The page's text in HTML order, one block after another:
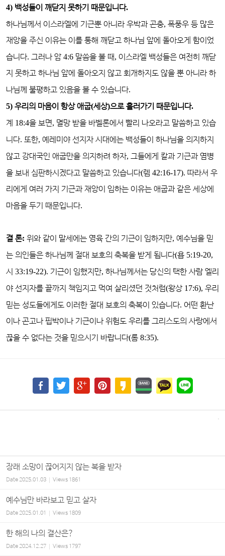
4) 백성들이 깨닫지 못하기 때문입니다.
하나님께서 이스라엘에 기근뿐 아니라 우박과 곤충, 폭풍우 등 많은
재앙을 주신 이유는 이를 통해 깨닫고 하나님 앞에 돌아오게 함이었
습니다. 그러나 암 4:6 말씀을 볼 때, 이스라엘 백성들은 여전히 깨닫
지 못하고 하나님 앞에 돌아오지 않고 회개하지도 않을 뿐 아니라 하
나님께 불평하고 있음을 볼 수 있습니다.
5) 우리의 마음이 항상 애굽(세상)으로 흘러가기 때문입니다.
계 18:4을 보면, 멸망 받을 바벨론에서 빨리 나오라고 말씀하고 있습
니다. 또한, 예레미야 선지자 시대에는 백성들이 하나님을 의지하지
않고 강대국인 애굽만을 의지하려 하자, 그들에게 칼과 기근과 염병
을 보내 심판하시겠다고 말씀하고 있습니다(렘 42:16-17). 따라서 우
리에게 여러 가지 기근과 재앙이 임하는 이유는 애굽과 같은 세상에
마음을 두기 때문입니다.
결 론: 위와 같이 말세에는 영육 간의 기근이 임하지만, 예수님을 믿
는 의인들은 하나님께 절대 보호의 축복을 받게 됩니다(욥 5:19-20,
시 33:19-22). 기근이 임했지만, 하나님께서는 당신의 택한 사람 엘리
야 선지자를 끝까지 책임지고 먹여 살리셨던 것처럼(왕상 17:6), 우리
믿는 성도들에게도 이러한 절대 보호의 축복이 있습니다. 어떤 환난
이나 곤고나 핍박이나 기근이나 위험도 우리를 그리스도의 사랑에서
끊을 수 없다는 것을 믿으시기 바랍니다(롬 8:35).
장래 소망이 끊어지지 않는 복을 받자
Date2025.01.03 Views 1861
예수님만 바라보고 믿고 살자
Date2025.01.01 Views 1809
한 해의 나의 결산은?
Date2024.12.27 Views 1797